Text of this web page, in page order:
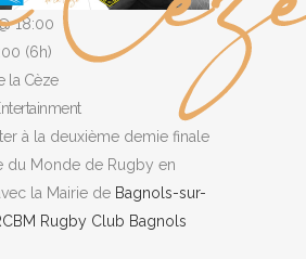
à la deuxième demie finale
du Monde de Rugby en
la Mairie de Bagnols-sur-
Rugby Club Bagnols
18:00
(6h)
la Cèze